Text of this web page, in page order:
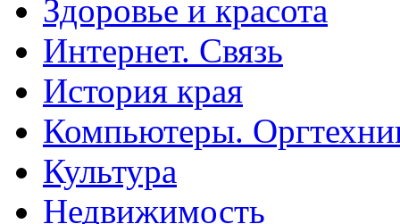
Здоровье и красота
Интернет. Связь
История края
Компьютеры.
Культура
Недвижимость